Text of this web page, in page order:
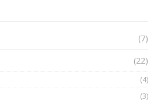
(7)
(22)
(4)
(3)